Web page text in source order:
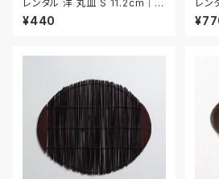
レンタル 洋 丸皿 S 11.2cm｜Y
MS013
¥440
レン
006